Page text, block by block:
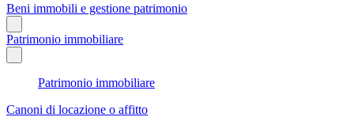
Beni immobili e gestione patrimonio
Patrimonio immobiliare
Patrimonio immobiliare
Canoni di locazione o affitto